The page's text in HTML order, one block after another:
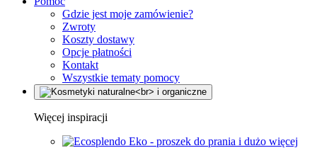
Gdzie jest moje zamówienie?
Zwroty
Koszty dostawy
Opcje płatności
Kontakt
Wszystkie tematy pomocy
Więcej inspiracji
Eko - proszek do prania i dużo więcej